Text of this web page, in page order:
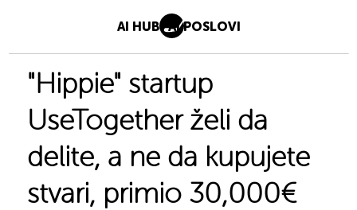
AI HUB AI POSLOVI
"Hippie" startup
UseTogether želi da
delite, a ne da kupujete
stvari, primio 30,000€